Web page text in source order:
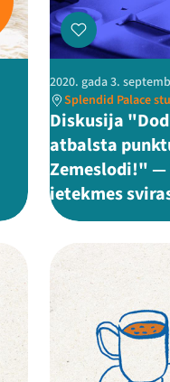
2020. gada 3.
Splendid Palace
Diskusija
atbalsta
Zemeslodi!" —
ietekmes